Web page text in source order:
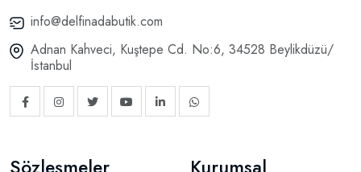
info@delfinadabutik.com
Adnan Kahveci, Kuştepe Cd. No:6, 34528 Beylikdüzü/
İstanbul